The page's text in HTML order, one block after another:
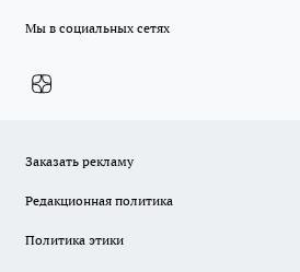
Мы в социальных сетях
Заказать рекламу
Редакционная политика
Политика этики